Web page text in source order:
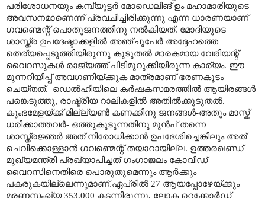
പരിശോധനയും കമ്പ്യൂട്ടർ മോഡെലിങ് ഉം മഹാമാരിയുടെ
അവസനമാണെന്ന് പ്രവചിച്ചിരിക്കുന്നു എന്ന ധാരണയാണ്
ഗവണ്മെന്റ് പൊതുജനത്തിനു നൽകിയത്. മോദിയുടെ
ശാസ്ത്ര ഉപദേഷ്ടാക്കളിൽ അഞ്ചുപേർ അദ്ദേഹത്തെ
തെര്യപ്പെടുത്തിയിരുന്നു കൂടുതൽ മാരകമായ വേരിയന്റ്
വൈറസുകൾ രാജ്യത്ത് പിടിമുറുക്കിയിരുന്ന കാര്യം. ഈ
മുന്നറിയിപ്പ് അവഗണിയ്ക്കുക മാത്രമാണ് ഭരണകൂടം
ചെയ്തത്. ഡെൽഹിയിലെ കർഷകസമരത്തിൽ ആയിരങ്ങൾ
പങ്കെടുത്തു, രാഷ്ട്രീയ റാലികളിൽ അതിൽക്കൂടുതൽ.
കുംഭമേളയ്ക്ക് മില്ല്യൺ കണക്കിനു ജനങ്ങൾ-അതും മാസ്ക്
ധരിക്കാത്തവർ- ഒത്തുകൂടുന്നതിനു മുൻപ് തന്നെ
ശാസ്ത്രജ്ഞർ അത് നിരോധിക്കാൻ ഉപദേശിച്ചെങ്കിലും അത്
ചെവിക്കൊള്ളാൻ ഗവണ്മെന്റ് തയാറായില്ല. ഉത്തരഖണ്ഡ്
മുഖ്യമന്ത്രി പ്രഖ്യാപിച്ചത് ഗംഗാജലം കോവിഡ്
വൈറസിനെതിരെ പൊരുതുമെന്നും ആർക്കും
പകരുകയില്ലെന്നുമാണ്.ഏപ്രിൽ 27 ആയപ്പോഴേയ്ക്കും
മരണസംഖ്യ 353,000 കടന്നിരുന്നു, ലോക റെക്കോർഡ്